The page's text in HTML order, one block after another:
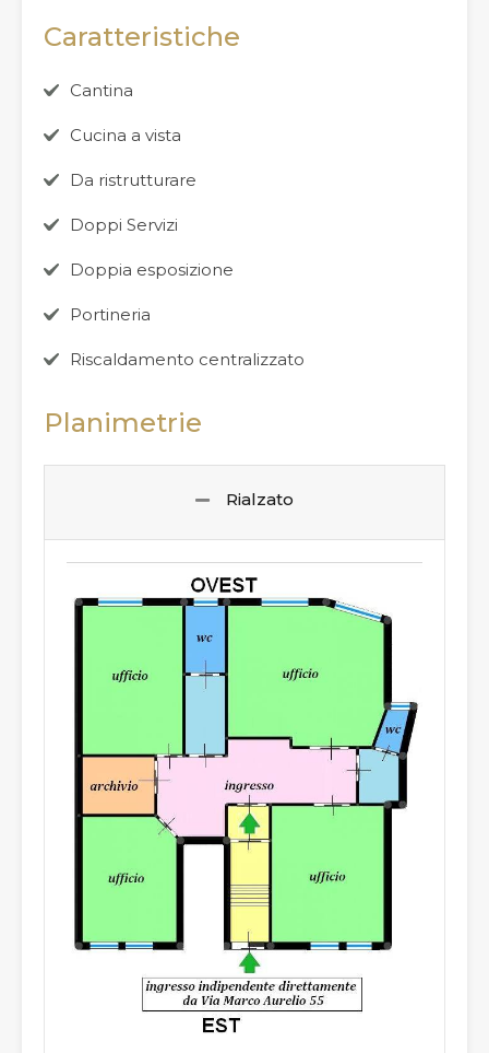
Caratteristiche
Cantina
Cucina a vista
Da ristrutturare
Doppi Servizi
Doppia esposizione
Portineria
Riscaldamento centralizzato
Planimetrie
Rialzato